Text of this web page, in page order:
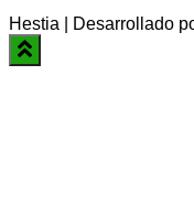
Hestia | Desarrollado